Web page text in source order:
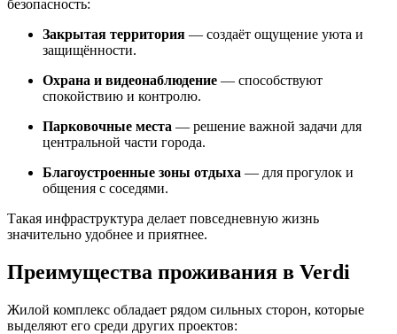
безопасность:
Закрытая территория — создаёт ощущение уюта и
защищённости.
Охрана и видеонаблюдение — способствуют
спокойствию и контролю.
Парковочные места — решение важной задачи для
центральной части города.
Благоустроенные зоны отдыха — для прогулок и
общения с соседями.
Такая инфраструктура делает повседневную жизнь
значительно удобнее и приятнее.
Преимущества проживания в Verdi
Жилой комплекс обладает рядом сильных сторон, которые
выделяют его среди других проектов: